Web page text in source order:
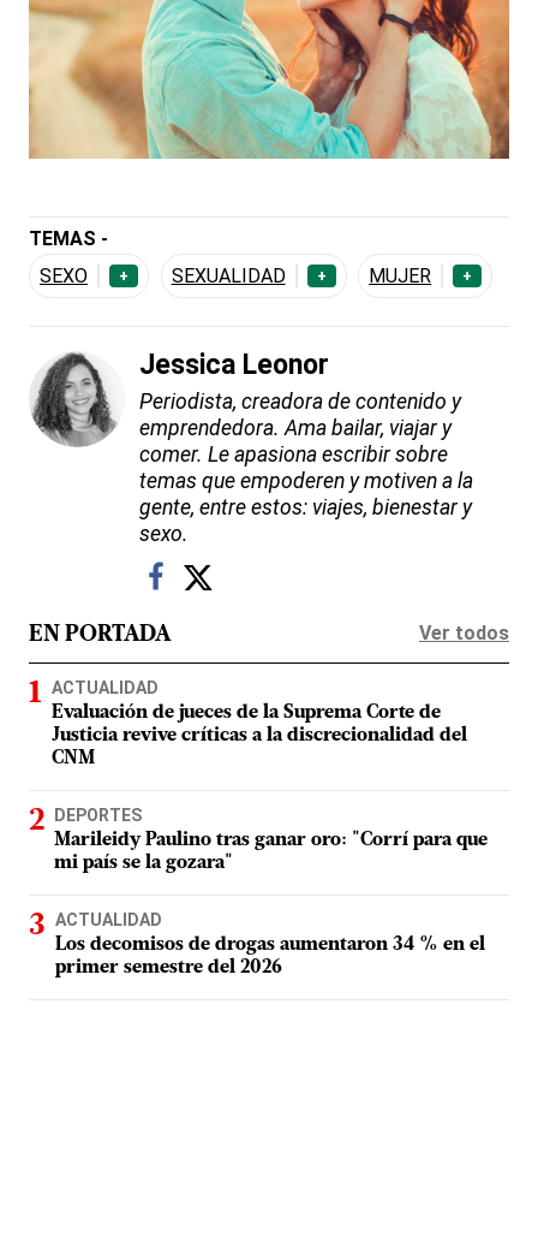
TEMAS -
SEXO
+ SEXUALIDAD + MUJER +
Jessica Leonor
Periodista, creadora de contenido y
emprendedora. Ama bailar, viajar y
comer. Le apasiona escribir sobre
temas que empoderen y motiven a la
gente, entre estos: viajes, bienestar y
sexo.
EN PORTADA Ver todos
ACTUALIDAD
Evaluación de jueces de la Suprema Corte de
Justicia revive críticas a la discrecionalidad del
CNM
DEPORTES
Marileidy Paulino tras ganar oro: "Corrí para que
mi país se la gozara"
ACTUALIDAD
Los decomisos de drogas aumentaron 34 % en el
primer semestre del 2026